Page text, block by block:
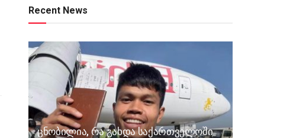
Recent News
ცნობილია, რა გახდა საქართველოში